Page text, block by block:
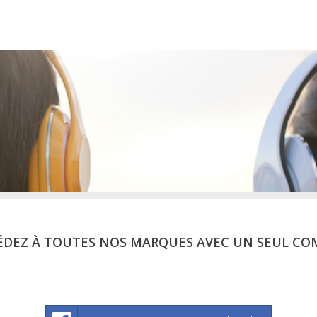
À TOUTES NOS MARQUES AVEC UN SEUL